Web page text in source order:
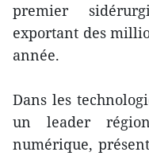
premier
exportant des
année.
Dans les
un leader
numérique,